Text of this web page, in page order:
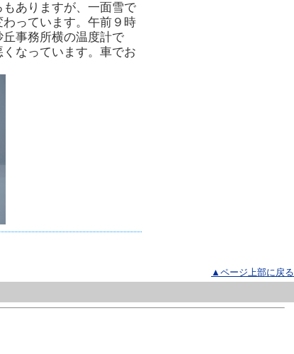
ありますが、一面雪で
っています。午前９時
事務所横の温度計で
なっています。車でお
▲ページ上部に戻る